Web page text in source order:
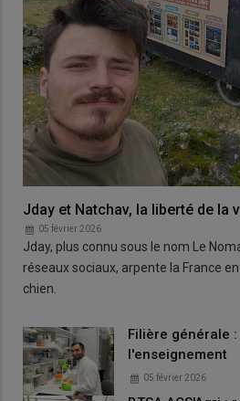
Jday et Natchav, la liberté de la
05 février 2026
Jday, plus connu sous le nom Le
réseaux sociaux, arpente la France
chien.
Filière générale
l'enseignement
05 février 2026